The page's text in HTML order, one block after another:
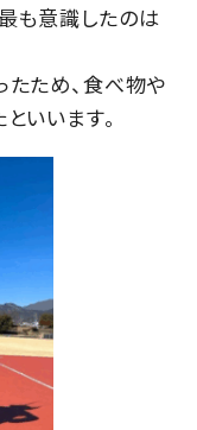
も意識したのは
ため、食べ物や
いいます。